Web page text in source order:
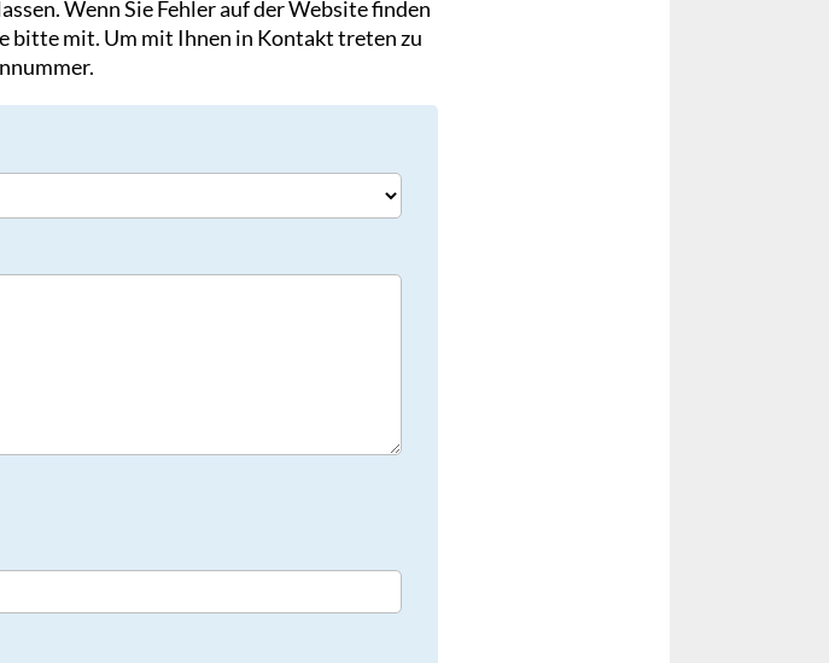
Wenn Sie Fehler auf der Website finden
bitte mit. Um mit Ihnen in Kontakt treten zu